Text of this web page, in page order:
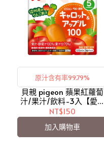
原汁含有率99.79%
貝親 pigeon 蘋果紅蘿蔔
汁/果汁/飲料-3入【愛吾
兒】
NT$150
加入購物車